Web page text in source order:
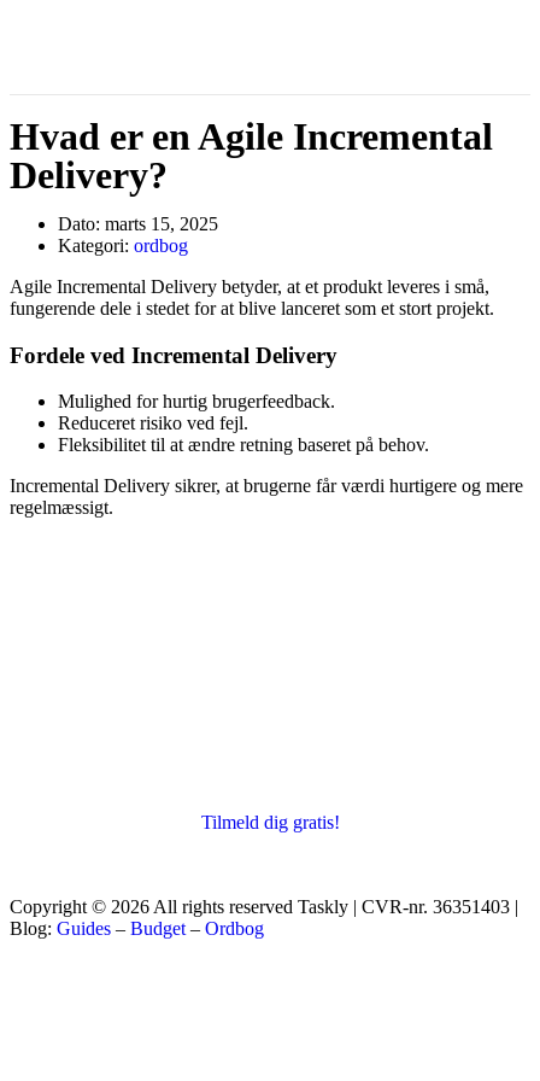
Hvad er en Agile Incremental
Delivery?
Dato: marts 15, 2025
Kategori: ordbog
Agile Incremental Delivery betyder, at et produkt leveres i små,
fungerende dele i stedet for at blive lanceret som et stort projekt.
Fordele ved Incremental Delivery
Mulighed for hurtig brugerfeedback.
Reduceret risiko ved fejl.
Fleksibilitet til at ændre retning baseret på behov.
Incremental Delivery sikrer, at brugerne får værdi hurtigere og mere
regelmæssigt.
Tilmeld dig gratis!
Copyright © 2026 All rights reserved Taskly | CVR-nr. 36351403 |
Blog: Guides – Budget – Ordbog